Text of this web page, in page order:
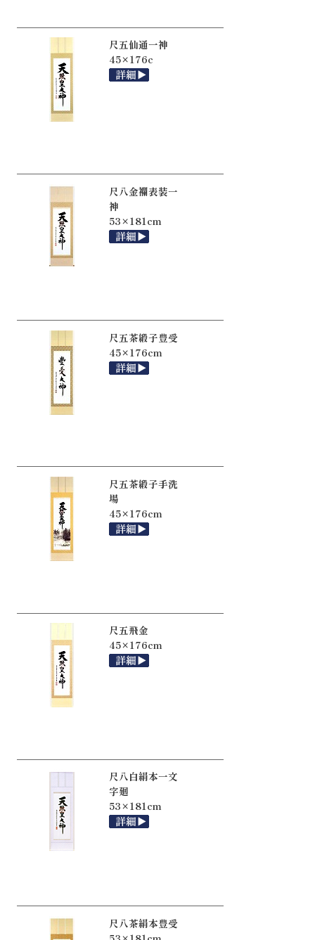
尺五仙通一神
45×176c
尺八金襴表装一
神
53×181cm
尺五茶緞子豊受
45×176cm
尺五茶緞子手洗
場
45×176cm
尺五飛金
45×176cm
尺八白絹本一文
字廻
53×181cm
尺八茶絹本豊受